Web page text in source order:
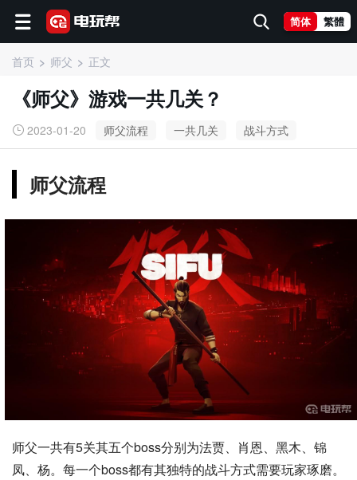
简体 繁體
首页 师父 正文
《师父》游戏一共几关？
2023-01-20 师父流程 一共几关 战斗方式
师父流程
师父一共有5关其五个boss分别为法贾、肖恩、黑木、锦
凤、杨。每一个boss都有其独特的战斗方式需要玩家琢磨。